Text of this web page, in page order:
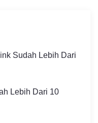
Sudah Lebih Dari
Lebih Dari 10